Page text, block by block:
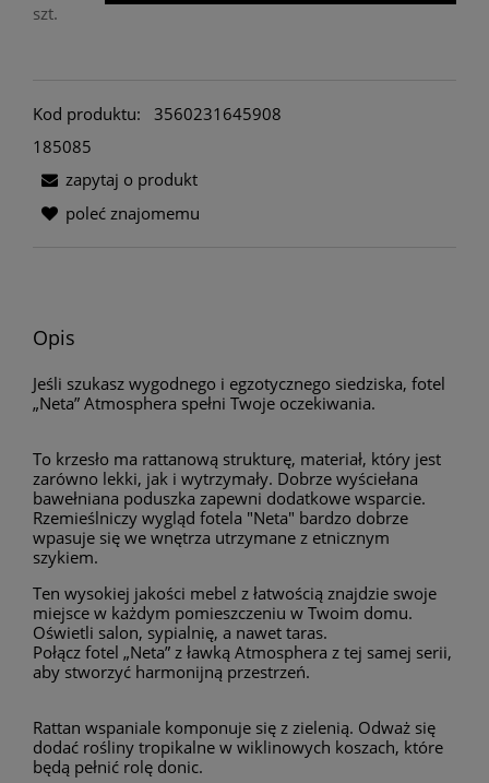
szt.
Kod produktu:
3560231645908
185085
zapytaj o produkt
poleć znajomemu
Opis
Jeśli szukasz wygodnego i egzotycznego siedziska, fotel
„Neta” Atmosphera spełni Twoje oczekiwania.
To krzesło ma rattanową strukturę, materiał, który jest
zarówno lekki, jak i wytrzymały. Dobrze wyściełana
bawełniana poduszka zapewni dodatkowe wsparcie.
Rzemieślniczy wygląd fotela "Neta" bardzo dobrze
wpasuje się we wnętrza utrzymane z etnicznym
szykiem.
Ten wysokiej jakości mebel z łatwością znajdzie swoje
miejsce w każdym pomieszczeniu w Twoim domu.
Oświetli salon, sypialnię, a nawet taras.
Połącz fotel „Neta” z ławką Atmosphera z tej samej serii,
aby stworzyć harmonijną przestrzeń.
Rattan wspaniale komponuje się z zielenią. Odważ się
dodać rośliny tropikalne w wiklinowych koszach, które
będą pełnić rolę donic.